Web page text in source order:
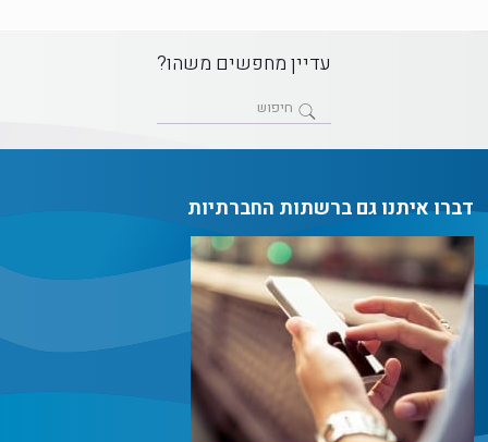
עדיין מחפשים משהו?
דברו איתנו גם ברשתות החברתיות